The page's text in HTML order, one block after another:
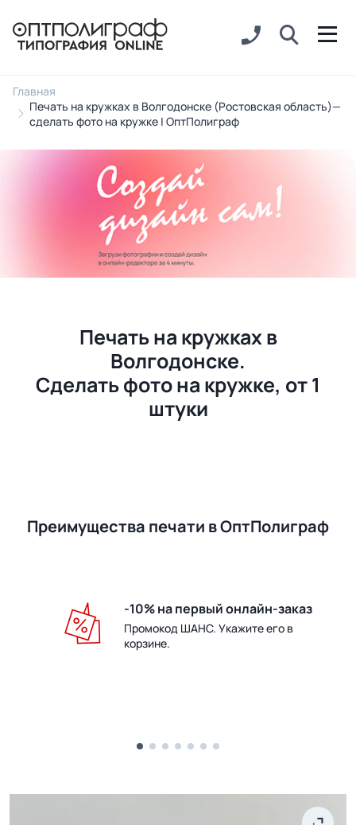
Главная
Печать на кружках в Волгодонске (Ростовская область)—
сделать фото на кружке | ОптПолиграф
Печать на кружках в
Волгодонске.
Сделать фото на кружке, от 1
штуки
Преимущества печати в ОптПолиграф
-10% на первый онлайн-заказ
Промокод ШАНС. Укажите его в
корзине.